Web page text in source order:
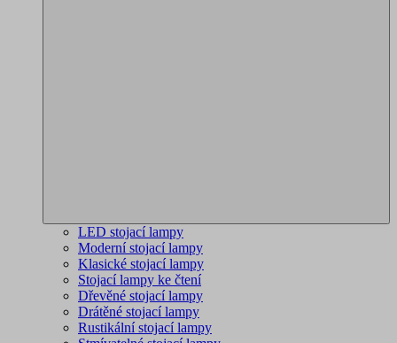
LED stojací lampy
Moderní stojací lampy
Klasické stojací lampy
Stojací lampy ke čtení
Dřevěné stojací lampy
Drátěné stojací lampy
Rustikální stojací lampy